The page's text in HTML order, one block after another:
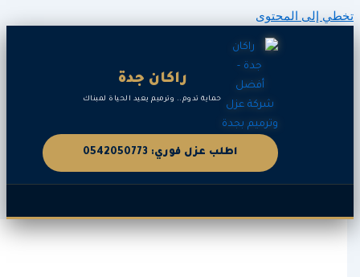
راكان جدة
حماية تدوم.. وترميم يعيد الحياة لمبناك
اطلب عزل فوري: 0542050773